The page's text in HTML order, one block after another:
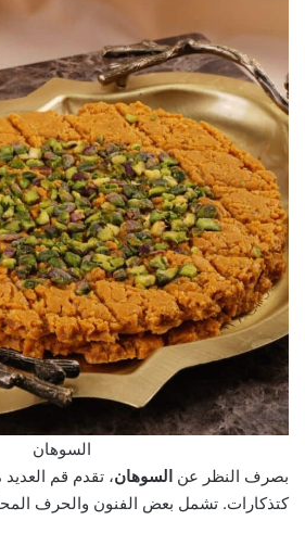
السوهان
بصرف النظر عن السوهان، تقدم قم
كتذكارات. تشمل بعض الفنون والحرف